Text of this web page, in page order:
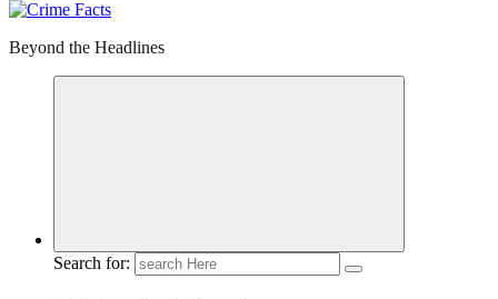
Beyond the Headlines
Search for: